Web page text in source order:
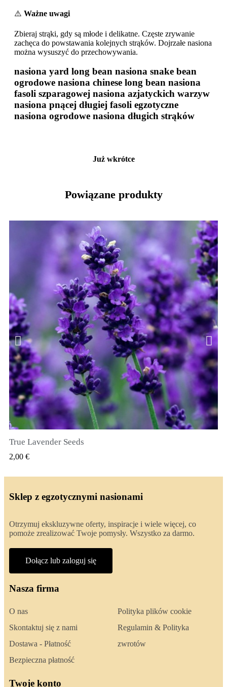
⚠️ Ważne uwagi
Zbieraj strąki, gdy są młode i delikatne. Częste zrywanie
zachęca do powstawania kolejnych strąków. Dojrzałe nasiona
można wysuszyć do przechowywania.
nasiona yard long bean nasiona snake bean
ogrodowe nasiona chinese long bean nasiona
fasoli szparagowej nasiona azjatyckich warzyw
nasiona pnącej długiej fasoli egzotyczne
nasiona ogrodowe nasiona długich strąków
Już wkrótce
Powiązane produkty
SZYBKI PODGLĄD
True Lavender Seeds
2,00 €
Sklep z egzotycznymi nasionami
Otrzymuj ekskluzywne oferty, inspiracje i wiele więcej, co
pomoże zrealizować Twoje pomysły. Wszystko za darmo.
Dołącz lub zaloguj się
Nasza firma
O nas
Skontaktuj się z nami
Dostawa - Płatność
Bezpieczna płatność
Polityka plików cookie
Regulamin & Polityka
zwrotów
Twoje konto